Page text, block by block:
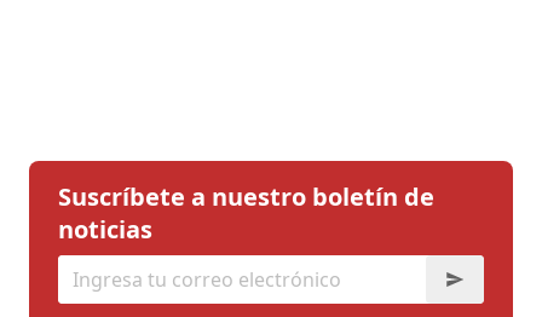
Suscríbete a nuestro boletín de
noticias